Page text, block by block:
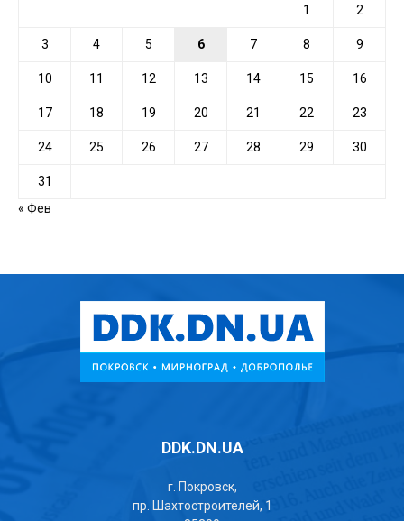
1 2
3 4 5 6 7 8 9
10 11 12 13 14 15 16
17 18 19 20 21 22 23
24 25 26 27 28 29 30
31
« Фев
DDK.DN.UA
г. Покровск,
пр. Шахтостроителей, 1